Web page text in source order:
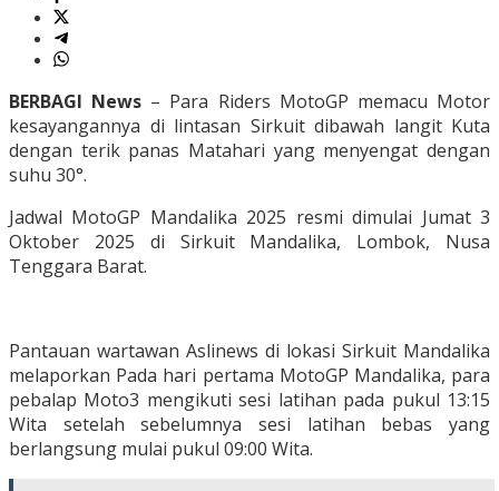
BERBAGI News – Para Riders MotoGP memacu Motor
kesayangannya di lintasan Sirkuit dibawah langit Kuta
dengan terik panas Matahari yang menyengat dengan
suhu 30°.
Jadwal MotoGP Mandalika 2025 resmi dimulai Jumat 3
Oktober 2025 di Sirkuit Mandalika, Lombok, Nusa
Tenggara Barat.
Pantauan wartawan Aslinews di lokasi Sirkuit Mandalika
melaporkan Pada hari pertama MotoGP Mandalika, para
pebalap Moto3 mengikuti sesi latihan pada pukul 13:15
Wita setelah sebelumnya sesi latihan bebas yang
berlangsung mulai pukul 09:00 Wita.